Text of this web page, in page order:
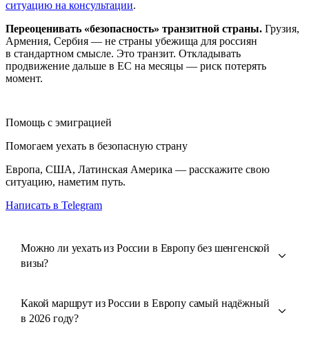
ситуацию на консультации.
Переоценивать «безопасность» транзитной страны. Грузия,
Армения, Сербия — не страны убежища для россиян
в стандартном смысле. Это транзит. Откладывать
продвижение дальше в ЕС на месяцы — риск потерять
момент.
Помощь с эмиграцией
Помогаем уехать в безопасную страну
Европа, США, Латинская Америка — расскажите свою
ситуацию, наметим путь.
Написать в Telegram
Можно ли уехать из России в Европу без шенгенской
визы?
Какой маршрут из России в Европу самый надёжный
в 2026 году?